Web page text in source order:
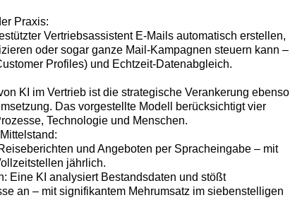
Praxis:
Vertriebsassistent E-Mails automatisch erstellen,
oder sogar ganze Mail-Kampagnen steuern kann –
Profiles) und Echtzeit-Datenabgleich.
KI im Vertrieb ist die strategische Verankerung ebenso
Das vorgestellte Modell berücksichtigt vier
Technologie und Menschen.
und Angeboten per Spracheingabe – mit
jährlich.
Eine KI analysiert Bestandsdaten und stößt
an – mit signifikantem Mehrumsatz im siebenstelligen